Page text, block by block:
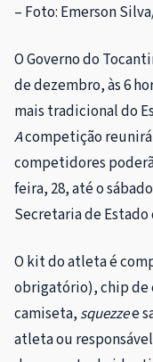
– Foto: Emerson
O Governo do
de dezembro, às 6
mais tradicional do
Acompetição
competidores
feira, 28, até o
Secretaria de
O kit do atleta é
obrigatório), chip de
camiseta, squezzee
atleta ou